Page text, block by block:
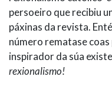
persoeiro que recibiu
páxinas da revista.
número rematase
inspirador da súa
rexionalismo!